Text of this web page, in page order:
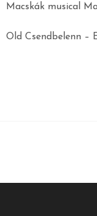
Macskák musical
Old Csendbelenn –